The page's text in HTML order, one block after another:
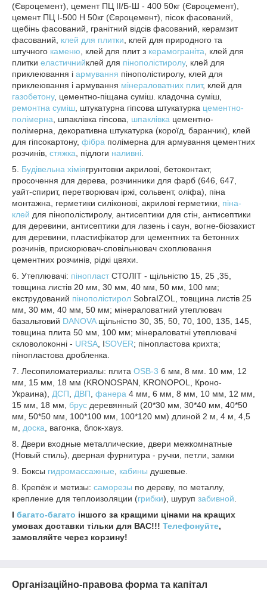
(Євроцемент), цемент ПЦ II/Б-Ш - 400 50кг (Євроцемент),
цемент ПЦ I-500 H 50кг (Євроцемент), пісок фасований,
щебінь фасований, гранітний відсів фасований, керамзит
фасований, клей для плитки , клей для природного та
штучного каменю , клей для плит з керамограніта , клей для
плитки еластичнийклей для пінополістиролу, клей для
приклеювання і армування пінополістиролу, клей для
приклеювання і армування мінераловатних плит, клей для
газобетону, цементно-піщана суміш. кладочна суміш,
ремонтна суміш , штукатурна гіпсова штукатурка цементно-
полімерна , шпаклівка гіпсова, шпаклівка цементно-
полімерна, декоративна штукатурка (короїд, баранчик), клей
для гіпсокартону, фібра полімерна для армування цементних
розчинів, стяжка , підлоги наливні
5. Будівельна хіміягрунтовки акрилові, бетоконтакт,
просочення для дерева, розчинники для фарб (646, 647,
уайт-спирит, перетворювач іржі, сольвент, оліфа), піна
монтажна, герметики силіконові, акрилові герметики, піна-
клей для пінополістиролу, антисептики для стін, антисептики
для деревини, антисептики для лазень і саун, вогне-біозахист
для деревини, пластифікатор для цементних та бетонних
розчинів, прискорювач-сповільнювач схоплювання
цементних розчинів, рідкі цвяхи.
6. Утеплювачі: пінопластСТОЛІТ - щільністю 15, 25 ,35,
товщина листів 20 мм, 30 мм, 40 мм, 50 мм, 100 мм;
екструдований пінополістирол SobraIZOL, товщина листів 25
мм, 30 мм, 40 мм, 50 мм; мінераловатний утеплювач
базальтовий DANOVAщільністю 30, 35, 50, 70, 100, 135, 145,
товщина плита 50 мм, 100 мм; мінераловатні утеплювачі
скловолоконні - URSA , ISOVER; пінопластова крихта;
пінопластова дробленка.
7. Лесопиломатериалы: плита OSB-3 6 мм, 8 мм. 10 мм, 12
мм, 15 мм, 18 мм (KRONOSPAN, KRONOPOL, Кроно-
Украина), ДСП ДВП фанера 4 мм, 6 мм, 8 мм, 10 мм, 12 мм,
15 мм, 18 мм, брус деревянный (20*30 мм, 30*40 мм, 40*50
мм, 50*50 мм, 100*100 мм, 100*120 мм) длиной 2 м, 4 м, 4,5
м, доска , вагонка, блок-хауз.
8. Двери входные металлические, двери межкомнатные
(Новый стиль), дверная фурнитура - ручки, петли, замки
9. Боксы гидромассажные кабины душевые.
8. Крепёж и метизы: саморезы по дереву, по металлу,
крепление для теплоизоляции (грибки), шуруп забивной
І багато-багато іншого за кращими цінами на кращих
умовах доставки тільки для ВАС!!! Телефонуйте,
замовляйте через корзину!
Організаційно-правова форма та капітал